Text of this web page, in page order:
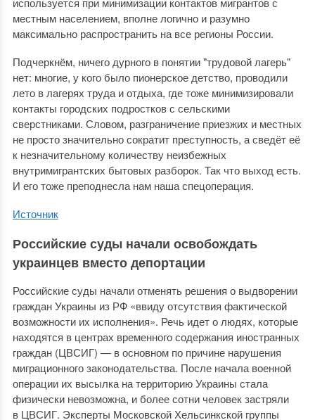
местным населением, вполне логично и разумно
максимально распространить на все регионы России.
Подчеркнём, ничего дурного в понятии "трудовой лагерь"
нет: многие, у кого было пионерское детство, проводили
лето в лагерях труда и отдыха, где тоже минимизировали
контакты городских подростков с сельскими
сверстниками. Словом, разграничение приезжих и местных
не просто значительно сократит преступность, а сведёт её
к незначительному количеству неизбежных
внутримигрантских бытовых разборок. Так что выход есть.
И его тоже преподнесла нам наша спецоперация.
Источник
Российские суды начали освобождать
украинцев вместо депортации
Российские суды начали отменять решения о выдворении
граждан Украины из РФ «ввиду отсутствия фактической
возможности их исполнения». Речь идет о людях, которые
находятся в центрах временного содержания иностранных
граждан (ЦВСИГ) — в основном по причине нарушения
миграционного законодательства. После начала военной
операции их высылка на территорию Украины стала
физически невозможна, и более сотни человек застряли
в ЦВСИГ. Эксперты Московской Хельсинкской группы